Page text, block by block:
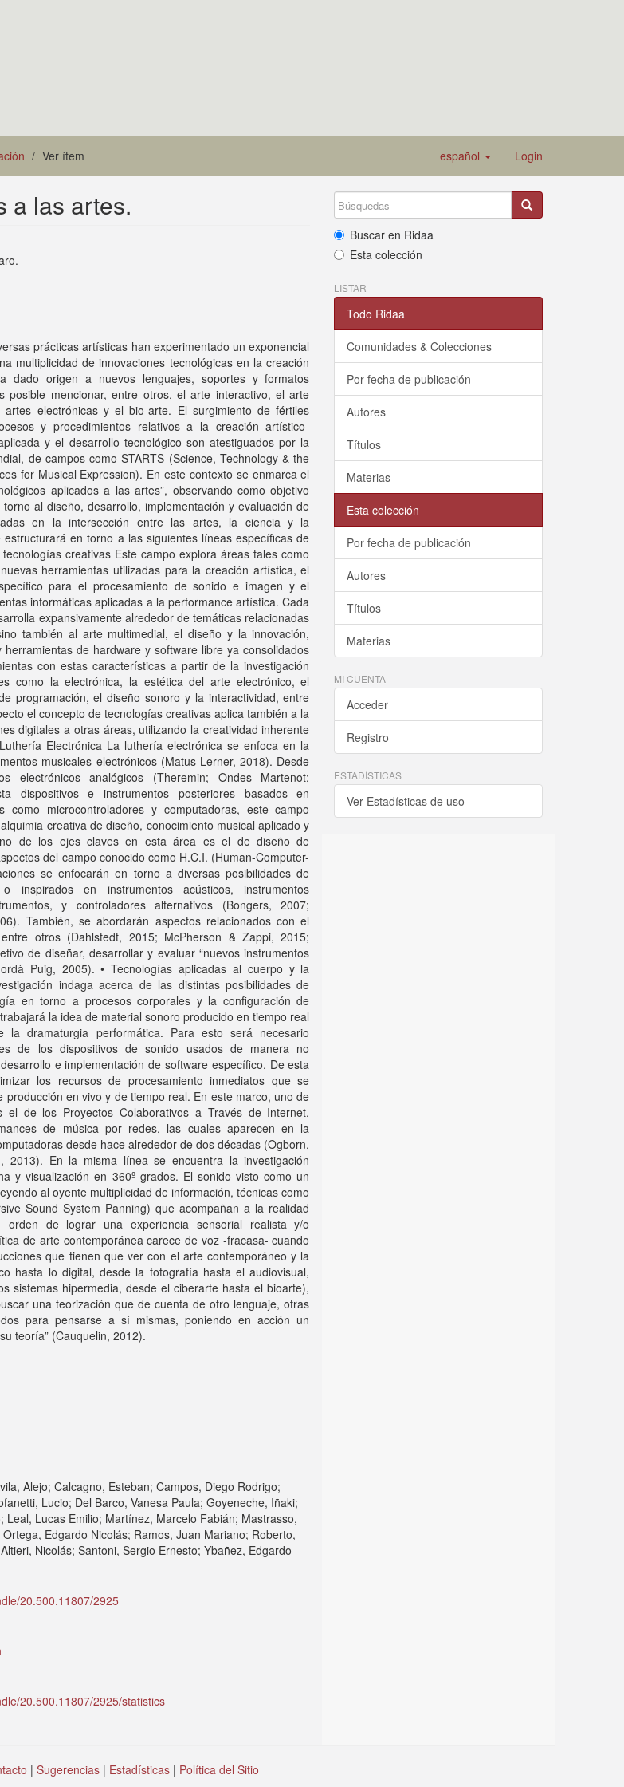
Ver ítem español Login
a las artes.
prácticas artísticas han experimentado un exponencial
multiplicidad de innovaciones tecnológicas en la creación
dado origen a nuevos lenguajes, soportes y formatos
posible mencionar, entre otros, el arte interactivo, el arte
electrónicas y el bio-arte. El surgimiento de fértiles
y procedimientos relativos a la creación artístico-
y el desarrollo tecnológico son atestiguados por la
de campos como STARTS (Science, Technology & the
for Musical Expression). En este contexto se enmarca el
aplicados a las artes”, observando como objetivo
al diseño, desarrollo, implementación y evaluación de
en la intersección entre las artes, la ciencia y la
en torno a las siguientes líneas específicas de
creativas Este campo explora áreas tales como
herramientas utilizadas para la creación artística, el
para el procesamiento de sonido e imagen y el
informáticas aplicadas a la performance artística. Cada
expansivamente alrededor de temáticas relacionadas
también al arte multimedial, el diseño y la innovación,
herramientas de hardware y software libre ya consolidados
con estas características a partir de la investigación
como la electrónica, la estética del arte electrónico, el
programación, el diseño sonoro y la interactividad, entre
el concepto de tecnologías creativas aplica también a la
digitales a otras áreas, utilizando la creatividad inherente
Electrónica La luthería electrónica se enfoca en la
musicales electrónicos (Matus Lerner, 2018). Desde
electrónicos analógicos (Theremin; Ondes Martenot;
dispositivos e instrumentos posteriores basados en
como microcontroladores y computadoras, este campo
creativa de diseño, conocimiento musical aplicado y
de los ejes claves en esta área es el de diseño de
del campo conocido como H.C.I. (Human-Computer-
se enfocarán en torno a diversas posibilidades de
inspirados en instrumentos acústicos, instrumentos
y controladores alternativos (Bongers, 2007;
También, se abordarán aspectos relacionados con el
otros (Dahlstedt, 2015; McPherson & Zappi, 2015;
de diseñar, desarrollar y evaluar “nuevos instrumentos
Puig, 2005). • Tecnologías aplicadas al cuerpo y la
indaga acerca de las distintas posibilidades de
en torno a procesos corporales y la configuración de
la idea de material sonoro producido en tiempo real
la dramaturgia performática. Para esto será necesario
de los dispositivos de sonido usados de manera no
e implementación de software específico. De esta
los recursos de procesamiento inmediatos que se
producción en vivo y de tiempo real. En este marco, uno de
de los Proyectos Colaborativos a Través de Internet,
de música por redes, las cuales aparecen en la
desde hace alrededor de dos décadas (Ogborn,
2013). En la misma línea se encuentra la investigación
y visualización en 360º grados. El sonido visto como un
al oyente multiplicidad de información, técnicas como
Sound System Panning) que acompañan a la realidad
de lograr una experiencia sensorial realista y/o
de arte contemporánea carece de voz -fracasa- cuando
que tienen que ver con el arte contemporáneo y la
hasta lo digital, desde la fotografía hasta el audiovisual,
sistemas hipermedia, desde el ciberarte hasta el bioarte),
una teorización que de cuenta de otro lenguaje, otras
para pensarse a sí mismas, poniendo en acción un
teoría” (Cauquelin, 2012).
Alejo; Calcagno, Esteban; Campos, Diego Rodrigo;
Lucio; Del Barco, Vanesa Paula; Goyeneche, Iñaki;
Leal, Lucas Emilio; Martínez, Marcelo Fabián; Mastrasso,
Edgardo Nicolás; Ramos, Juan Mariano; Roberto,
Nicolás; Santoni, Sergio Ernesto; Ybañez, Edgardo
20.500.11807/2925
20.500.11807/2925/statistics
Buscar en Ridaa
Esta colección
LISTAR
Todo Ridaa
Comunidades & Colecciones
Por fecha de publicación
Autores
Títulos
Materias
Esta colección
Por fecha de publicación
Autores
Títulos
Materias
MI CUENTA
Acceder
Registro
ESTADÍSTICAS
Ver Estadísticas de uso
| Sugerencias| Estadísticas| Política del Sitio